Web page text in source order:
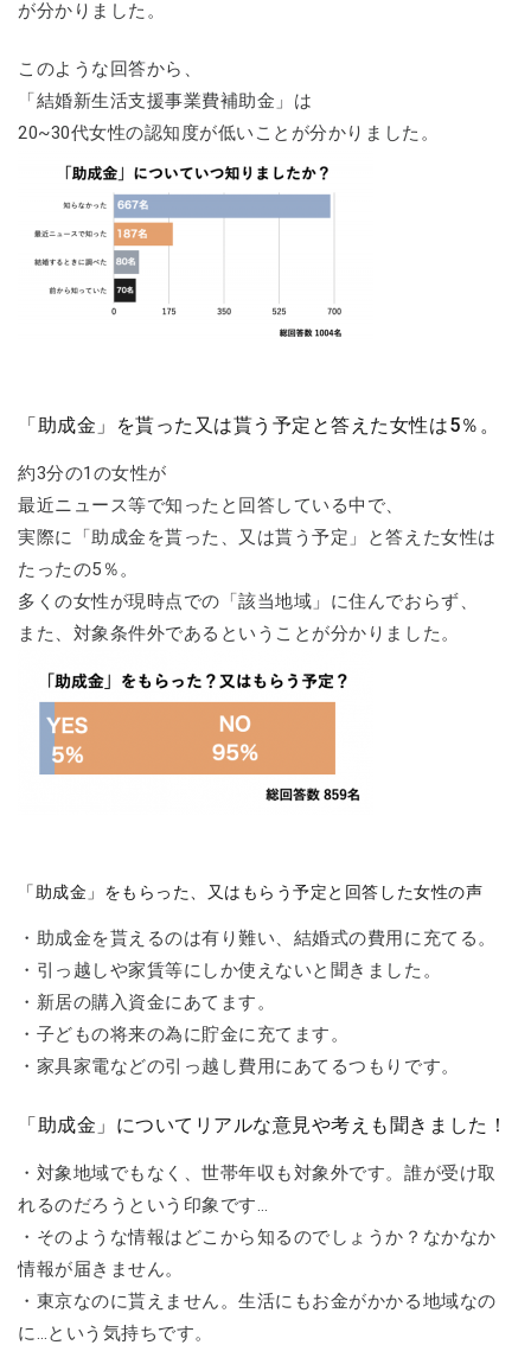
が分かりました。
このような回答から、
「結婚新生活支援事業費補助金」は
20~30代女性の認知度が低いことが分かりました。
「助成金」を貰った又は貰う予定と答えた女性は5％。
約3分の1の女性が
最近ニュース等で知ったと回答している中で、
実際に「助成金を貰った、又は貰う予定」と答えた女性は
たったの5％。
多くの女性が現時点での「該当地域」に住んでおらず、
また、対象条件外であるということが分かりました。
「助成金」をもらった、又はもらう予定と回答した女性の声
・助成金を貰えるのは有り難い、結婚式の費用に充てる。
・引っ越しや家賃等にしか使えないと聞きました。
・新居の購入資金にあてます。
・子どもの将来の為に貯金に充てます。
・家具家電などの引っ越し費用にあてるつもりです。
「助成金」についてリアルな意見や考えも聞きました！
・対象地域でもなく、世帯年収も対象外です。誰が受け取
れるのだろうという印象です…
・そのような情報はどこから知るのでしょうか？なかなか
情報が届きません。
・東京なのに貰えません。生活にもお金がかかる地域なの
に…という気持ちです。